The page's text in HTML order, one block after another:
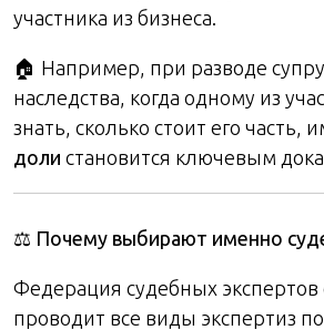
участника из бизнеса.
🏠 Например, при разводе
наследства, когда одному из
знать, сколько стоит его часть,
доли становится ключевым
⚖️ Почему выбирают именно
Федерация судебных
проводит все виды экспертиз